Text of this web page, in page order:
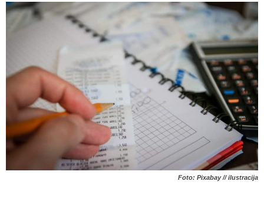
Foto: Pixabay // ilustracija